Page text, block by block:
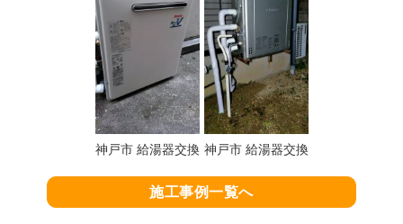
神戸市 給湯器交換 神戸市 給湯器交換
施工事例一覧へ